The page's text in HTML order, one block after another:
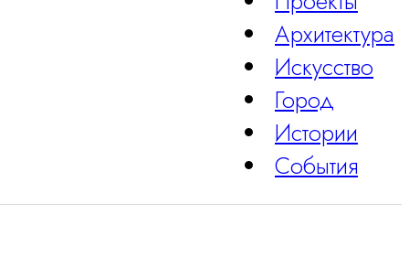
Архитектура
Искусство
Город
Истории
События